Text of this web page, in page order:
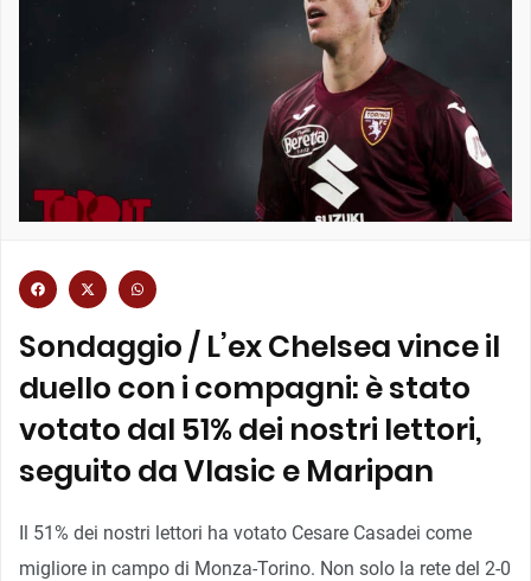
Sondaggio / L’ex Chelsea vince il
duello con i compagni: è stato
votato dal 51% dei nostri lettori,
seguito da Vlasic e Maripan
Il 51% dei nostri lettori ha votato Cesare Casadei come
migliore in campo di Monza-Torino. Non solo la rete del 2-0